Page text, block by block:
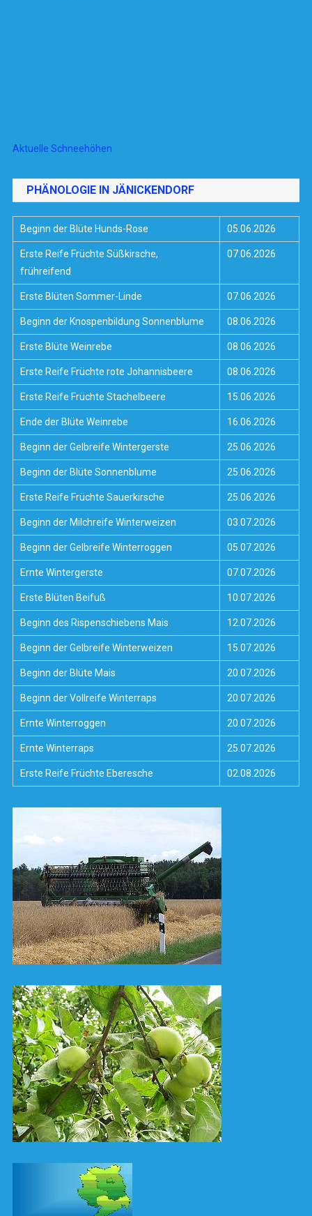
Aktuelle Schneehöhen
PHÄNOLOGIE IN JÄNICKENDORF
Beginn der Blüte Hunds-Rose 05.06.2026
Erste Reife Früchte Süßkirsche,
frühreifend
07.06.2026
Erste Blüten Sommer-Linde 07.06.2026
Beginn der Knospenbildung Sonnenblume 08.06.2026
Erste Blüte Weinrebe 08.06.2026
Erste Reife Früchte rote Johannisbeere 08.06.2026
Erste Reife Früchte Stachelbeere 15.06.2026
Ende der Blüte Weinrebe 16.06.2026
Beginn der Gelbreife Wintergerste 25.06.2026
Beginn der Blüte Sonnenblume 25.06.2026
Erste Reife Früchte Sauerkirsche 25.06.2026
Beginn der Milchreife Winterweizen 03.07.2026
Beginn der Gelbreife Winterroggen 05.07.2026
Ernte Wintergerste 07.07.2026
Erste Blüten Beifuß 10.07.2026
Beginn des Rispenschiebens Mais 12.07.2026
Beginn der Gelbreife Winterweizen 15.07.2026
Beginn der Blüte Mais 20.07.2026
Beginn der Vollreife Winterraps 20.07.2026
Ernte Winterroggen 20.07.2026
Ernte Winterraps 25.07.2026
Erste Reife Früchte Eberesche 02.08.2026